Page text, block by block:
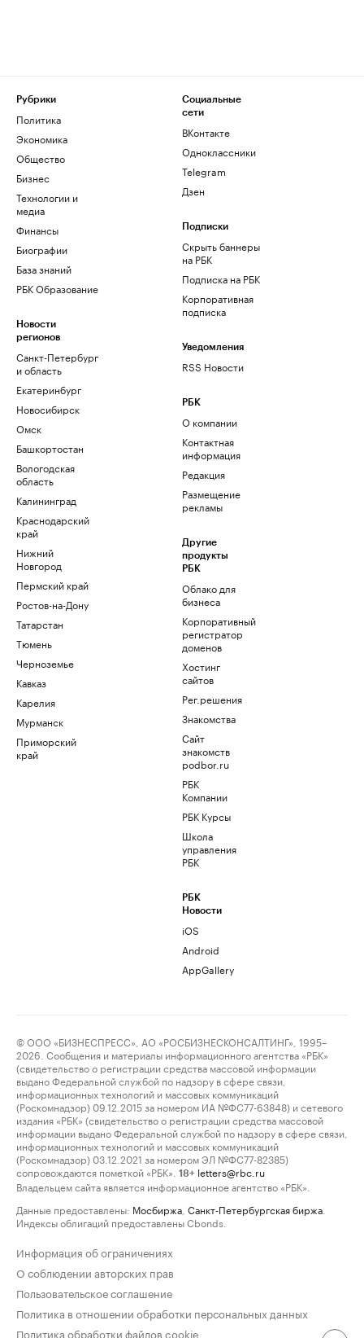
Рубрики
Политика
Экономика
Общество
Бизнес
Технологии и
медиа
Финансы
Биографии
База знаний
РБК Образование
Новости
регионов
Санкт-Петербург
и область
Екатеринбург
Новосибирск
Омск
Башкортостан
Вологодская
область
Калининград
Краснодарский
край
Нижний
Новгород
Пермский край
Ростов-на-Дону
Татарстан
Тюмень
Черноземье
Кавказ
Карелия
Мурманск
Приморский
край
Социальные
сети
ВКонтакте
Одноклассники
Telegram
Дзен
Подписки
Скрыть баннеры
на РБК
Подписка на РБК
Корпоративная
подписка
Уведомления
RSS Новости
РБК
О компании
Контактная
информация
Редакция
Размещение
рекламы
Другие
продукты
РБК
Облако для
бизнеса
Корпоративный
регистратор
доменов
Хостинг
сайтов
Рег.решения
Знакомства
Сайт
знакомств
podbor.ru
РБК
Компании
РБК Курсы
Школа
управления
РБК
РБК
Новости
iOS
Android
AppGallery
© ООО «БИЗНЕСПРЕСС», АО «РОСБИЗНЕСКОНСАЛТИНГ», 1995–
2026. Сообщения и материалы информационного агентства «РБК»
(свидетельство о регистрации средства массовой информации
выдано Федеральной службой по надзору в сфере связи,
информационных технологий и массовых коммуникаций
(Роскомнадзор) 09.12.2015 за номером ИА №ФС77-63848) и сетевого
издания «РБК» (свидетельство о регистрации средства массовой
информации выдано Федеральной службой по надзору в сфере связи,
информационных технологий и массовых коммуникаций
(Роскомнадзор) 03.12.2021 за номером ЭЛ №ФС77-82385)
сопровождаются пометкой «РБК».
18+ letters@rbc.ru
Владельцем сайта является информационное агентство «РБК».
Данные предоставлены: Мосбиржа Санкт-Петербургская биржа
Индексы облигаций предоставлены Cbonds.
Информация об ограничениях
О соблюдении авторских прав
Пользовательское соглашение
Политика в отношении обработки персональных данных
Политика обработки файлов cookie